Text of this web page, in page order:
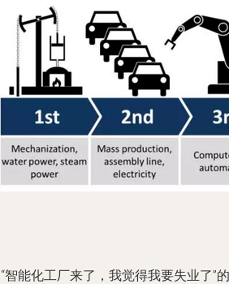
智能化工厂来了，我觉得我要失业了”